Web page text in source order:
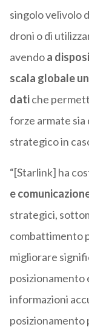
singolo velivolo
droni o di
avendoa
scala globale
datiche
forze armate
strategico in
“[Starlink] ha
e
strategici,
combattimento
migliorare
posizionamento
informazioni
posizionamento